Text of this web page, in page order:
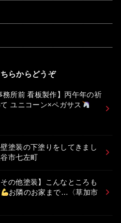
らからどうぞ
務所前 看板製作】丙午年の祈
ユニコーン×ペガサス
塗装の下塗りをしてきまし
市七左町
その他塗装】こんなところも
お隣のお家まで…〈草加市